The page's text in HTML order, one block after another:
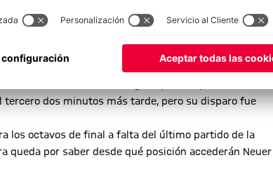
lo celebra con sus compañeros.
jugando con arrojo en la segunda parte. Sin
con el balón y sangre fría. Tras un pase de
del área, donde Gündogan apareció para rematar
dos minutos más tarde, pero su disparo fue
los octavos de final a falta del último partido de la
queda por saber desde qué posición accederán Neuer